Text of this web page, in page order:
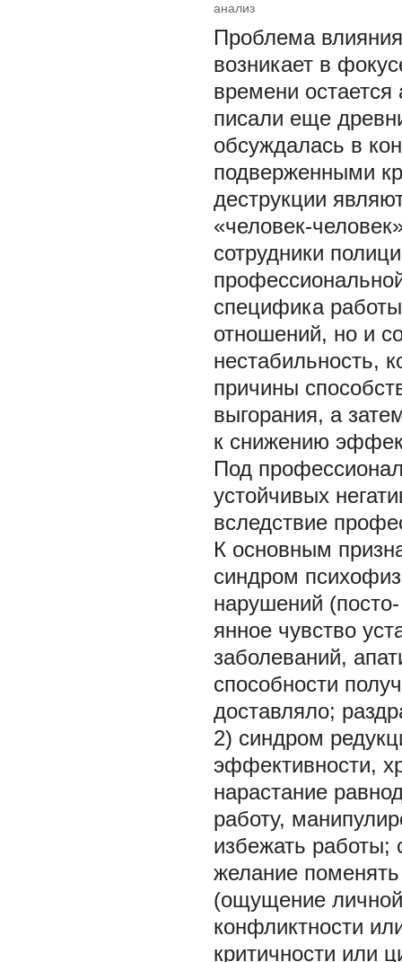
анализ
Проблема
возникает в
времени остается
писали еще
обсуждалась в
подверженными
деструкции
«человек-
сотрудники
специфика
отношений, но и
нестабильность,
причины
выгорания, а
к снижению
Под
устойчивых
вследствие
К основным
синдром
нарушений (посто-
янное чувство
заболеваний,
способности
доставляло;
2) синдром
эффективности,
нарастание
работу,
избежать работы;
желание
(ощущение личной
конфликтности
критичности или